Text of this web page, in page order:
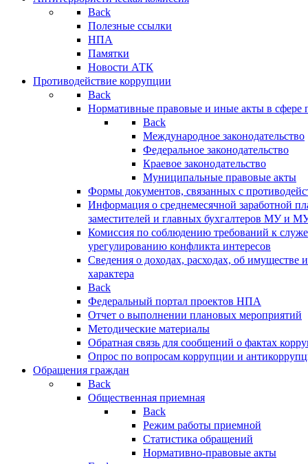
Back
Полезные ссылки
НПА
Памятки
Новости АТК
Противодействие коррупции
Back
Нормативные правовые и иные акты в сфере
Back
Международное законодательство
Федеральное законодательство
Краевое законодательство
Муниципальные правовые акты
Формы документов, связанных с
Информация о среднемесячной заработной
заместителей и главных бухгалтеров МУ и
Комиссия по соблюдению требований к
урегулированию конфликта интересов
Сведения о доходах, расходах, об имуществе
характера
Back
Федеральный портал проектов НПА
Отчет о выполнении плановых мероприятий
Методические материалы
Обратная связь для сообщений о фактах
Опрос по вопросам коррупции и
Обращения граждан
Back
Общественная приемная
Back
Режим работы приемной
Статистика обращений
Нормативно-правовые акты